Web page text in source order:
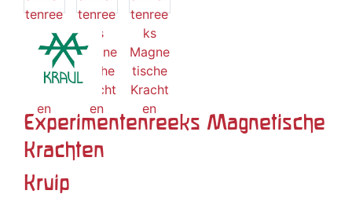
Experimentenreeks Magnetische
Krachten
Kruip